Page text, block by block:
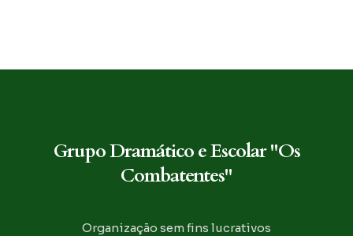
Grupo Dramático e Escolar "Os
Combatentes"
Organização sem fins lucrativos